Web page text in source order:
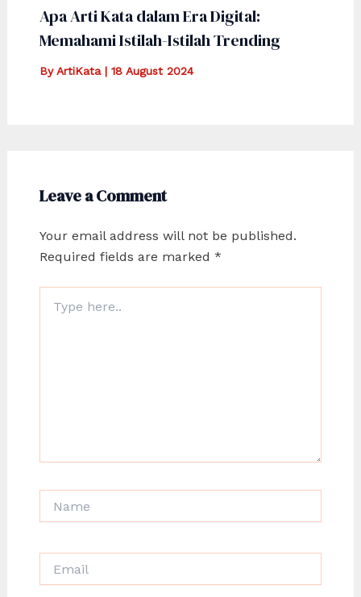
Apa Arti Kata dalam Era Digital:
Memahami Istilah-Istilah Trending
ByArtiKata | 18 August 2024
Leave a Comment
Your email address will not be published.
Required fields are marked *
here..